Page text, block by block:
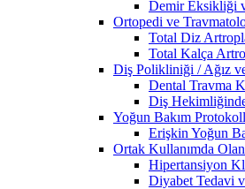
Demir Eksikliği
Ortopedi ve
Total Diz
Total Kalça
Diş Polikliniği / Ağız
Dental Travma
Diş
Yoğun Bakım
Erişkin Yoğun
Ortak Kullanımda
Hipertansiyon
Diyabet Tedavi